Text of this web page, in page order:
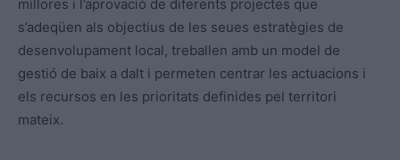
millores i l’aprovació de diferents projectes que
s’adeqüen als objectius de les seues estratègies de
desenvolupament local, treballen amb un model de
gestió de baix a dalt i permeten centrar les actuacions i
els recursos en les prioritats definides pel territori
mateix.